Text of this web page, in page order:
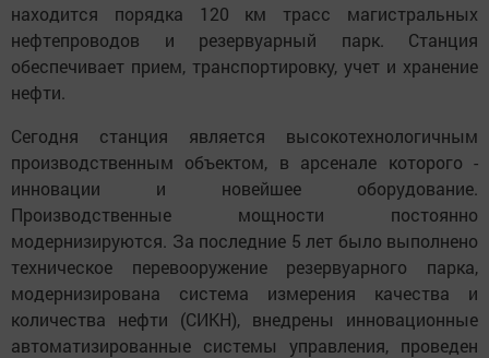
находится порядка 120 км трасс магистральных
нефтепроводов и резервуарный парк. Станция
обеспечивает прием, транспортировку, учет и хранение
нефти.
Сегодня станция является высокотехнологичным
производственным объектом, в арсенале которого -
инновации и новейшее оборудование.
Производственные мощности постоянно
модернизируются. За последние 5 лет было выполнено
техническое перевооружение резервуарного парка,
модернизирована система измерения качества и
количества нефти (СИКН), внедрены инновационные
автоматизированные системы управления, проведен